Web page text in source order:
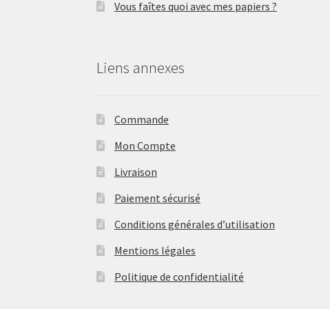
Vous faîtes quoi avec mes papiers ?
Liens annexes
Commande
Mon Compte
Livraison
Paiement sécurisé
Conditions générales d’utilisation
Mentions légales
Politique de confidentialité